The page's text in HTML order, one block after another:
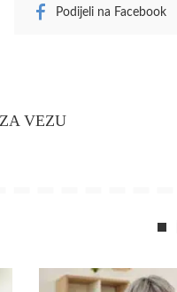
Podijeli na Facebook
VEZU